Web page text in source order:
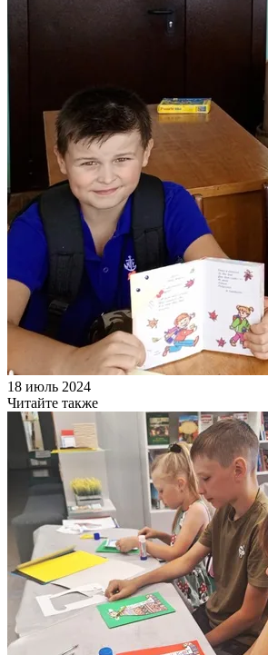
18 июль 2024
Читайте также